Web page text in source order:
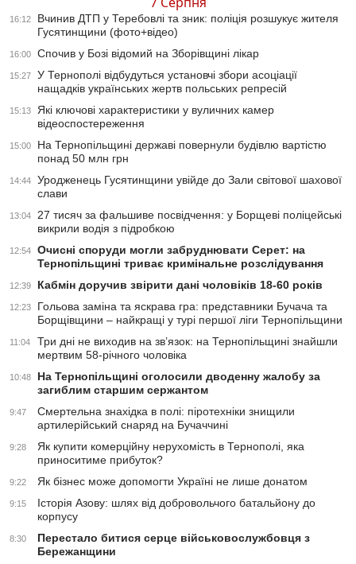
16:12
Вчинив ДТП у Теребовлі та зник: поліція розшукує жителя
Гусятинщини (фото+відео)
16:00 Спочив у Бозі відомий на Зборівщині лікар
15:27
У Тернополі відбудуться установчі збори асоціації
нащадків українських жертв польських репресій
15:13
Які ключові характеристики у вуличних камер
відеоспостереження
15:00
На Тернопільщині державі повернули будівлю вартістю
понад 50 млн грн
14:44
Уродженець Гусятинщини увійде до Зали світової шахової
слави
13:04
27 тисяч за фальшиве посвідчення: у Борщеві поліцейські
викрили водія з підробкою
12:54
Очисні споруди могли забруднювати Серет: на
Тернопільщині триває кримінальне розслідування
12:39 Кабмін доручив звірити дані чоловіків 18-60 років
12:23
Гольова заміна та яскрава гра: представники Бучача та
Борщівщини – найкращі у турі першої ліги Тернопільщини
11:04
Три дні не виходив на зв’язок: на Тернопільщині знайшли
мертвим 58-річного чоловіка
10:48
На Тернопільщині оголосили дводенну жалобу за
загиблим старшим сержантом
9:47
Смертельна знахідка в полі: піротехніки знищили
артилерійський снаряд на Бучаччині
9:28
Як купити комерційну нерухомість в Тернополі, яка
приноситиме прибуток?
9:22 Як бізнес може допомогти Україні не лише донатом
9:15
Історія Азову: шлях від добровольчого батальйону до
корпусу
8:30
Перестало битися серце військовослужбовця з
Бережанщини